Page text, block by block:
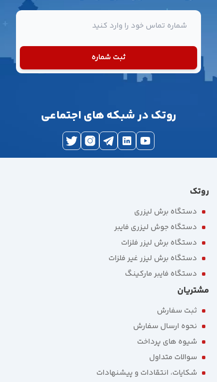
شماره تماس
ثبت شماره
روتک در شبکه های اجتماعی
روتک
دستگاه برش لیزری
دستگاه جوش لیزری فایبر
دستگاه برش لیزر فلزات
دستگاه برش لیزر غیر فلزات
دستگاه فایبر مارکینگ
مشتریان
ثبت سفارش
نحوه ارسال سفارش
شیوه های پرداخت
سوالات متداول
شکایات، انتقادات و پیشنهادات